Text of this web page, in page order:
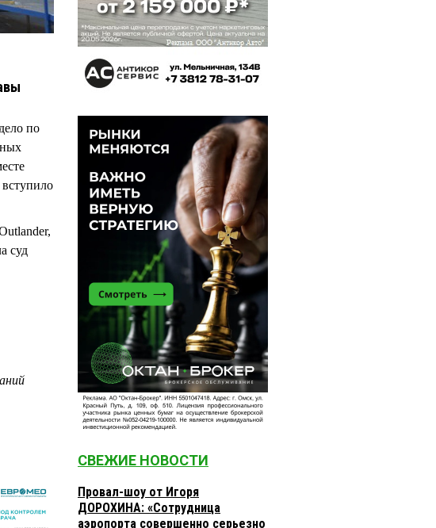
по
суд
СВЕЖИЕ НОВОСТИ
Провал-шоу от Игоря
ДОРОХИНА: «Сотрудница
аэропорта совершенно серьезно